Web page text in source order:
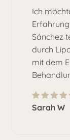
Ich
Sánchez
durch
mit dem
Sarah W